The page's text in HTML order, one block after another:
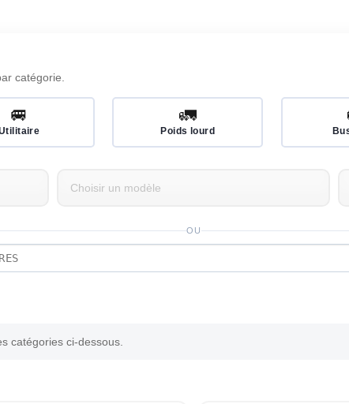
catégorie.
🚐 🚛
Poids lourd
OU
catégories ci-dessous.